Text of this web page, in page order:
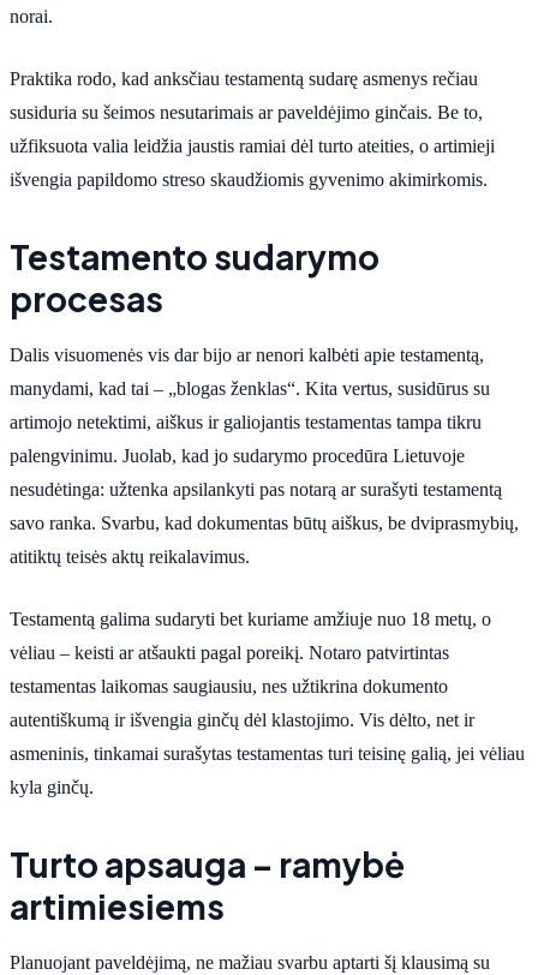
norai.
Praktika rodo, kad anksčiau testamentą sudarę asmenys rečiau
susiduria su šeimos nesutarimais ar paveldėjimo ginčais. Be to,
užfiksuota valia leidžia jaustis ramiai dėl turto ateities, o artimieji
išvengia papildomo streso skaudžiomis gyvenimo akimirkomis.
Testamento sudarymo
procesas
Dalis visuomenės vis dar bijo ar nenori kalbėti apie testamentą,
manydami, kad tai – „blogas ženklas“. Kita vertus, susidūrus su
artimojo netektimi, aiškus ir galiojantis testamentas tampa tikru
palengvinimu. Juolab, kad jo sudarymo procedūra Lietuvoje
nesudėtinga: užtenka apsilankyti pas notarą ar surašyti testamentą
savo ranka. Svarbu, kad dokumentas būtų aiškus, be dviprasmybių,
atitiktų teisės aktų reikalavimus.
Testamentą galima sudaryti bet kuriame amžiuje nuo 18 metų, o
vėliau – keisti ar atšaukti pagal poreikį. Notaro patvirtintas
testamentas laikomas saugiausiu, nes užtikrina dokumento
autentiškumą ir išvengia ginčų dėl klastojimo. Vis dėlto, net ir
asmeninis, tinkamai surašytas testamentas turi teisinę galią, jei vėliau
kyla ginčų.
Turto apsauga – ramybė
artimiesiems
Planuojant paveldėjimą, ne mažiau svarbu aptarti šį klausimą su